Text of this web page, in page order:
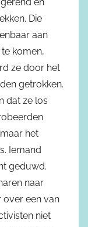
en
Die
aan
komen,
ze door het
getrokken.
dat ze los
het
Iemand
geduwd.
naar
over een van
niet